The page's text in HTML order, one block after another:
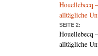
Houellebecq
alltägliche
SEITE 2:
Houellebecq
alltägliche